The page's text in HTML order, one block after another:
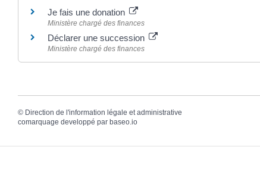
Je fais une donation
Ministère chargé des finances
Déclarer une succession
Ministère chargé des finances
© Direction de l'information légale et administrative
comarquage developpé par baseo.io